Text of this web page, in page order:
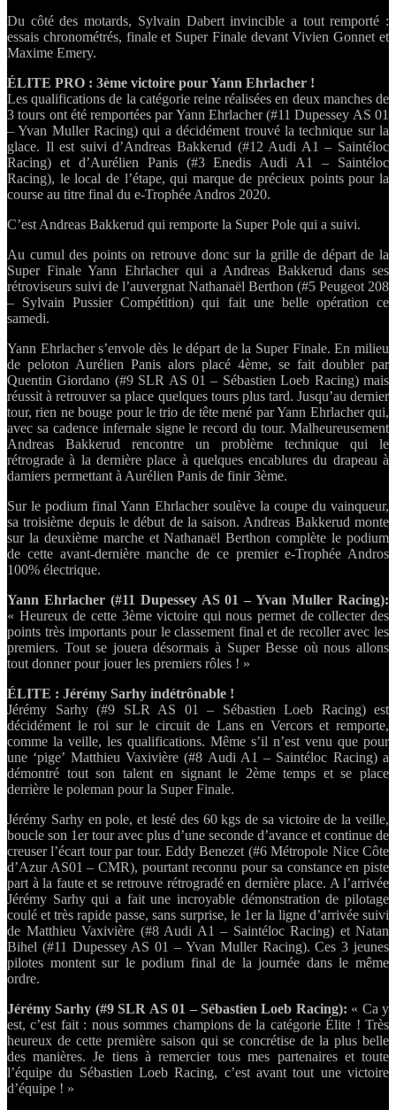
Du côté des motards, Sylvain Dabert invincible a tout remporté :
essais chronométrés, finale et Super Finale devant Vivien Gonnet et
Maxime Emery.
ÉLITE PRO : 3ème victoire pour Yann Ehrlacher !
Les qualifications de la catégorie reine réalisées en deux manches de
3 tours ont été remportées par Yann Ehrlacher (#11 Dupessey AS 01
– Yvan Muller Racing) qui a décidément trouvé la technique sur la
glace. Il est suivi d’Andreas Bakkerud (#12 Audi A1 – Saintéloc
Racing) et d’Aurélien Panis (#3 Enedis Audi A1 – Saintéloc
Racing), le local de l’étape, qui marque de précieux points pour la
course au titre final du e-Trophée Andros 2020.
C’est Andreas Bakkerud qui remporte la Super Pole qui a suivi.
Au cumul des points on retrouve donc sur la grille de départ de la
Super Finale Yann Ehrlacher qui a Andreas Bakkerud dans ses
rétroviseurs suivi de l’auvergnat Nathanaël Berthon (#5 Peugeot 208
– Sylvain Pussier Compétition) qui fait une belle opération ce
samedi.
Yann Ehrlacher s’envole dès le départ de la Super Finale. En milieu
de peloton Aurélien Panis alors placé 4ème, se fait doubler par
Quentin Giordano (#9 SLR AS 01 – Sébastien Loeb Racing) mais
réussit à retrouver sa place quelques tours plus tard. Jusqu’au dernier
tour, rien ne bouge pour le trio de tête mené par Yann Ehrlacher qui,
avec sa cadence infernale signe le record du tour. Malheureusement
Andreas Bakkerud rencontre un problème technique qui le
rétrograde à la dernière place à quelques encablures du drapeau à
damiers permettant à Aurélien Panis de finir 3ème.
Sur le podium final Yann Ehrlacher soulève la coupe du vainqueur,
sa troisième depuis le début de la saison. Andreas Bakkerud monte
sur la deuxième marche et Nathanaël Berthon complète le podium
de cette avant-dernière manche de ce premier e-Trophée Andros
100% électrique.
Yann Ehrlacher (#11 Dupessey AS 01 – Yvan Muller Racing):
« Heureux de cette 3ème victoire qui nous permet de collecter des
points très importants pour le classement final et de recoller avec les
premiers. Tout se jouera désormais à Super Besse où nous allons
tout donner pour jouer les premiers rôles ! »
ÉLITE : Jérémy Sarhy indétrônable !
Jérémy Sarhy (#9 SLR AS 01 – Sébastien Loeb Racing) est
décidément le roi sur le circuit de Lans en Vercors et remporte,
comme la veille, les qualifications. Même s’il n’est venu que pour
une ‘pige’ Matthieu Vaxivière (#8 Audi A1 – Saintéloc Racing) a
démontré tout son talent en signant le 2ème temps et se place
derrière le poleman pour la Super Finale.
Jérémy Sarhy en pole, et lesté des 60 kgs de sa victoire de la veille,
boucle son 1er tour avec plus d’une seconde d’avance et continue de
creuser l’écart tour par tour. Eddy Benezet (#6 Métropole Nice Côte
d’Azur AS01 – CMR), pourtant reconnu pour sa constance en piste
part à la faute et se retrouve rétrogradé en dernière place. A l’arrivée
Jérémy Sarhy qui a fait une incroyable démonstration de pilotage
coulé et très rapide passe, sans surprise, le 1er la ligne d’arrivée suivi
de Matthieu Vaxivière (#8 Audi A1 – Saintéloc Racing) et Natan
Bihel (#11 Dupessey AS 01 – Yvan Muller Racing). Ces 3 jeunes
pilotes montent sur le podium final de la journée dans le même
ordre.
Jérémy Sarhy (#9 SLR AS 01 – Sébastien Loeb Racing): « Ca y
est, c’est fait : nous sommes champions de la catégorie Élite ! Très
heureux de cette première saison qui se concrétise de la plus belle
des manières. Je tiens à remercier tous mes partenaires et toute
l’équipe du Sébastien Loeb Racing, c’est avant tout une victoire
d’équipe ! »